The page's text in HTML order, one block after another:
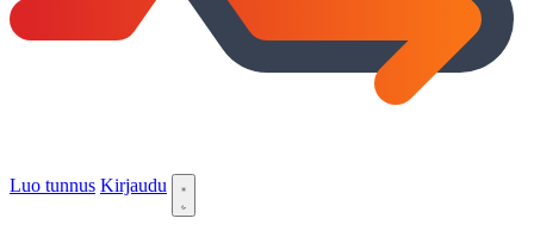
Luo tunnus Kirjaudu